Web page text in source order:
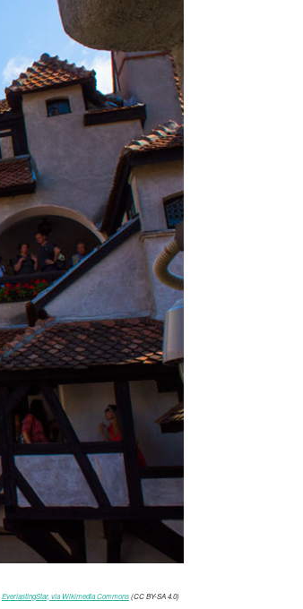
EverlastingStar, via Wikimedia Commons(CC BY-SA 4.0)